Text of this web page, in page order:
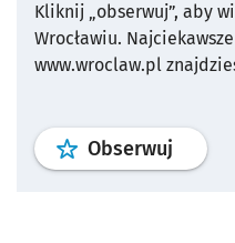
Kliknij „obserwuj”, aby
Wrocławiu.
www.wroclaw.pl
Obserwuj profil